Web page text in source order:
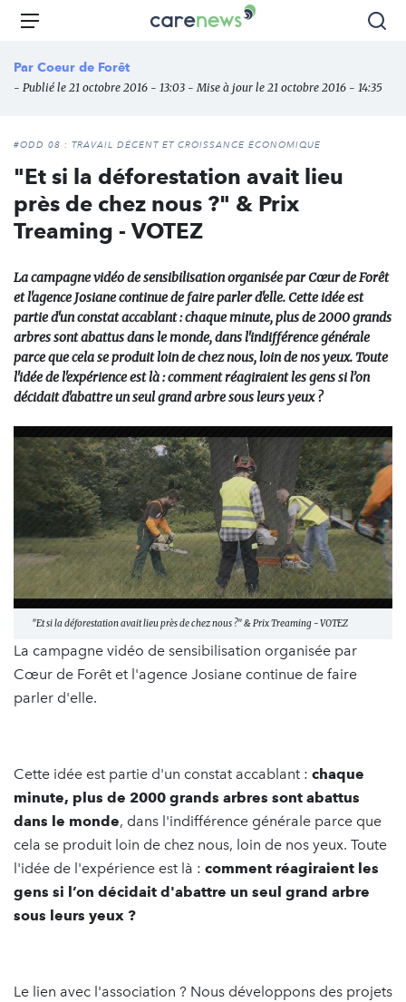
Aller
principal
Carenews,
des
l'engagement
Menu
Par Coeur de Forêt
- Publié le 21 octobre 2016 - 13:03 - Mise à jour le 21 octobre 2016 - 14:35
#ODD 08 : TRAVAIL DÉCENT ET CROISSANCE ÉCONOMIQUE
"Et si la déforestation avait lieu
près de chez nous ?" & Prix
Treaming - VOTEZ
La campagne vidéo de sensibilisation organisée par Cœur de Forêt
et l'agence Josiane continue de faire parler d'elle. Cette idée est
partie d'un constat accablant : chaque minute, plus de 2000 grands
arbres sont abattus dans le monde, dans l'indifférence générale
parce que cela se produit loin de chez nous, loin de nos yeux. Toute
l'idée de l'expérience est là : comment réagiraient les gens si l’on
décidait d'abattre un seul grand arbre sous leurs yeux ?
"Et si la déforestation avait lieu près de chez nous ?" & Prix Treaming - VOTEZ
La campagne vidéo de sensibilisation organisée par
Cœur de Forêt et l'agence Josiane continue de faire
parler d'elle.
Cette idée est partie d'un constat accablant : chaque
minute, plus de 2000 grands arbres sont abattus
dans le monde, dans l'indifférence générale parce que
cela se produit loin de chez nous, loin de nos yeux. Toute
l'idée de l'expérience est là : comment réagiraient les
gens si l’on décidait d'abattre un seul grand arbre
sous leurs yeux ?
Le lien avec l'association ? Nous développons des projets